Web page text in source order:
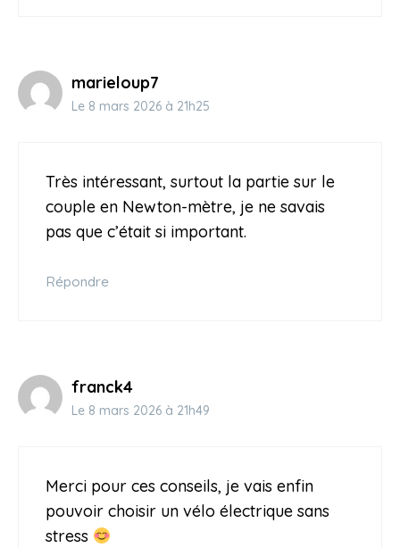
marieloup7
Le 8 mars 2026 à 21h25
Très intéressant, surtout la partie sur le
couple en Newton-mètre, je ne savais
pas que c’était si important.
Répondre
franck4
Le 8 mars 2026 à 21h49
Merci pour ces conseils, je vais enfin
pouvoir choisir un vélo électrique sans
stress